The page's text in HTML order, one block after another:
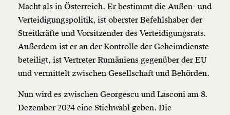
Weiter
1/3
Macht als in Österreich. Er bestimmt die Außen- und
Verteidigungspolitik, ist oberster Befehlshaber der
Streitkräfte und Vorsitzender des Verteidigungsrats.
Außerdem ist er an der Kontrolle der Geheimdienste
beteiligt, ist Vertreter Rumäniens gegenüber der EU
und vermittelt zwischen Gesellschaft und Behörden.
Nun wird es zwischen Georgescu und Lasconi am 8.
Dezember 2024 eine Stichwahl geben. Die